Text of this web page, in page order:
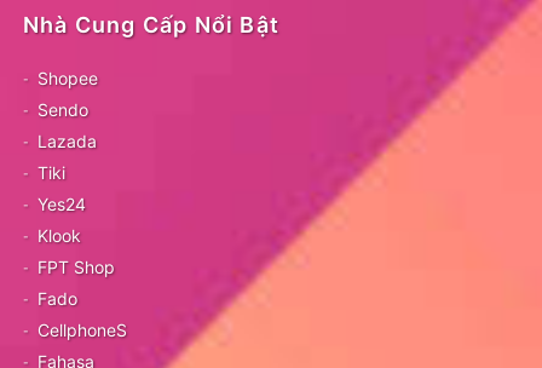
Nhà Cung Cấp Nổi Bật
Shopee
Sendo
Lazada
Tiki
Yes24
Klook
FPT Shop
Fado
CellphoneS
Fahasa